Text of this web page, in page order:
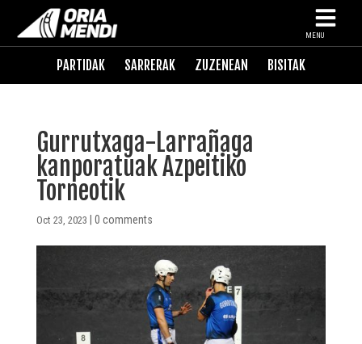
MENU
PARTIDAK SARRERAK ZUZENEAN BISITAK
Gurrutxaga-Larrañaga
kanporatuak Azpeitiko
Torneotik
Oct 23, 2023 0 comments